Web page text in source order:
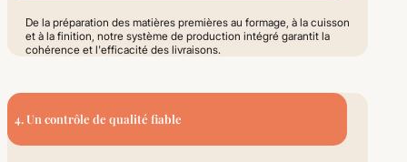
De la préparation des matières premières au formage, à la cuisson
et à la finition, notre système de production intégré garantit la
cohérence et l'efficacité des livraisons.
4. Un contrôle de qualité fiable